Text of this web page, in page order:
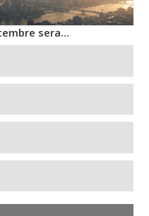
sera…